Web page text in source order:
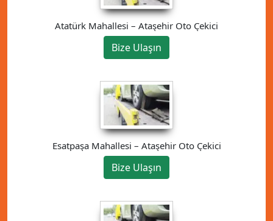
Atatürk Mahallesi – Ataşehir Oto Çekici
Bize Ulaşın
Esatpaşa Mahallesi – Ataşehir Oto Çekici
Bize Ulaşın